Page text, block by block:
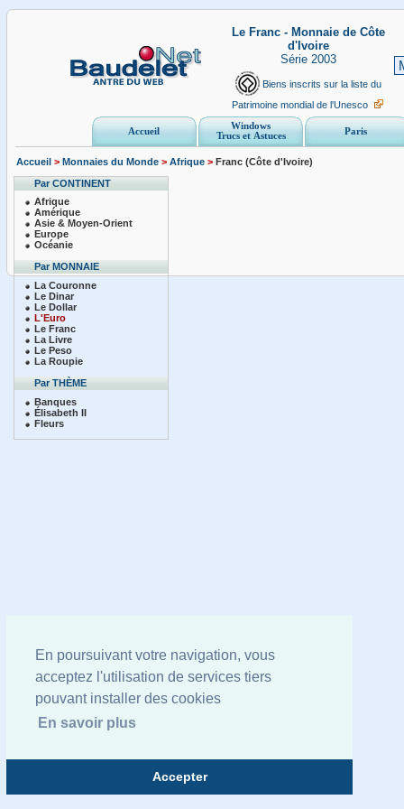
En poursuivant votre navigation, vous
acceptez l'utilisation de services tiers
pouvant installer des cookies
En savoir plus
Accepter
Le Franc - Monnaie de Côte
d'Ivoire
Série 2003
Biens inscrits sur la liste du
Patrimoine mondial de l'Unesco
Accueil
Windows
Trucs et Astuces
Paris
Accueil > Monnaies du Monde > Afrique > Franc (Côte d'Ivoire)
Par CONTINENT
Afrique
Amérique
Asie & Moyen-Orient
Europe
Océanie
Par MONNAIE
La Couronne
Le Dinar
Le Dollar
L'Euro
Le Franc
La Livre
Le Peso
La Roupie
Par THÈME
Banques
Élisabeth II
Fleurs